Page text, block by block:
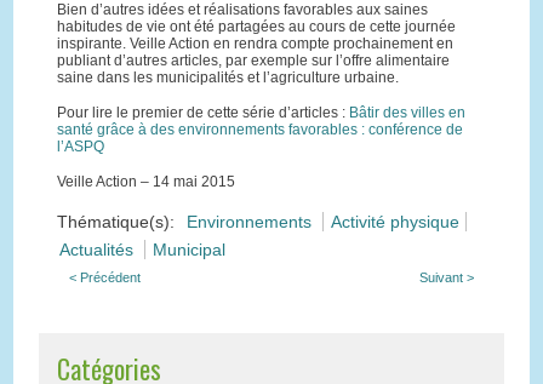
Bien d’autres idées et réalisations favorables aux saines
habitudes de vie ont été partagées au cours de cette journée
inspirante. Veille Action en rendra compte prochainement en
publiant d’autres articles, par exemple sur l’offre alimentaire
saine dans les municipalités et l’agriculture urbaine.
Pour lire le premier de cette série d’articles : Bâtir des villes en
santé grâce à des environnements favorables : conférence de
l’ASPQ
Veille Action – 14 mai 2015
Thématique(s): Environnements
Activité physique
Actualités
Municipal
< Précédent Suivant >
Catégories